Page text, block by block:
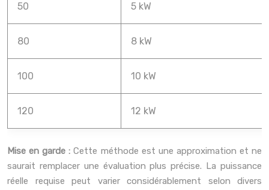
50 5 kW
80 8 kW
100 10 kW
120 12 kW
Mise en garde :Cette méthode est une approximation et ne
saurait remplacer une évaluation plus précise. La puissance
réelle requise peut varier considérablement selon divers